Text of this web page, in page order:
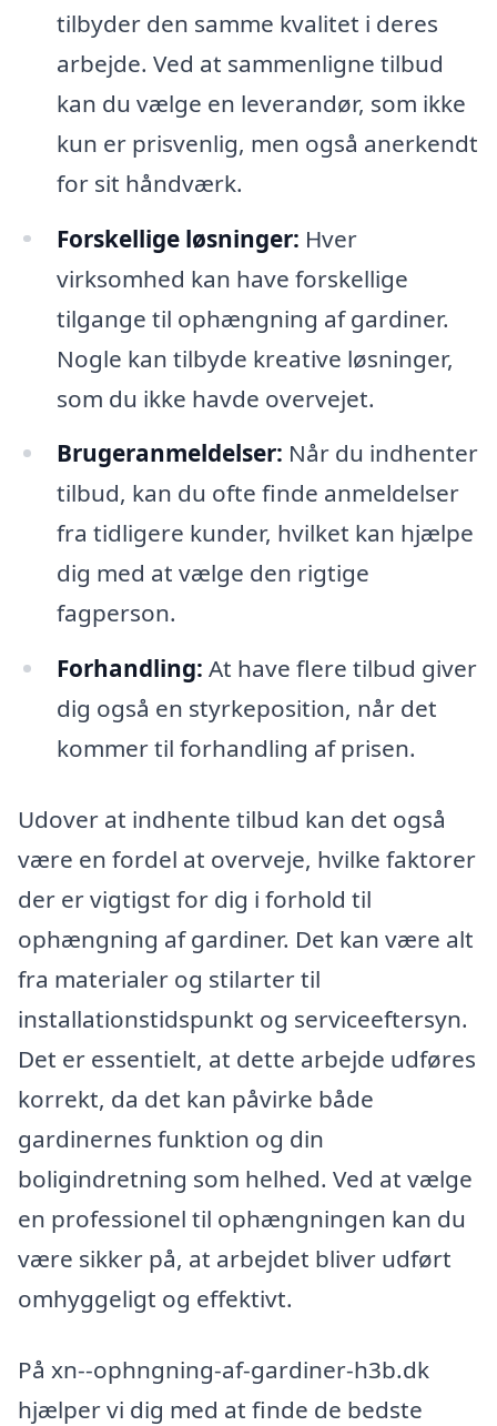
tilbyder den samme kvalitet i deres
arbejde. Ved at sammenligne tilbud
kan du vælge en leverandør, som ikke
kun er prisvenlig, men også anerkendt
for sit håndværk.
Forskellige løsninger: Hver
virksomhed kan have forskellige
tilgange til ophængning af gardiner.
Nogle kan tilbyde kreative løsninger,
som du ikke havde overvejet.
Brugeranmeldelser: Når du indhenter
tilbud, kan du ofte finde anmeldelser
fra tidligere kunder, hvilket kan hjælpe
dig med at vælge den rigtige
fagperson.
Forhandling: At have flere tilbud giver
dig også en styrkeposition, når det
kommer til forhandling af prisen.
Udover at indhente tilbud kan det også
være en fordel at overveje, hvilke faktorer
der er vigtigst for dig i forhold til
ophængning af gardiner. Det kan være alt
fra materialer og stilarter til
installationstidspunkt og serviceeftersyn.
Det er essentielt, at dette arbejde udføres
korrekt, da det kan påvirke både
gardinernes funktion og din
boligindretning som helhed. Ved at vælge
en professionel til ophængningen kan du
være sikker på, at arbejdet bliver udført
omhyggeligt og effektivt.
På xn--ophngning-af-gardiner-h3b.dk
hjælper vi dig med at finde de bedste